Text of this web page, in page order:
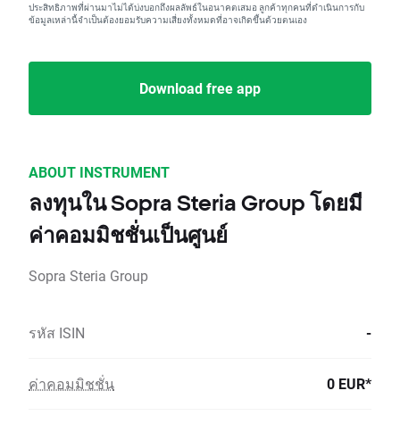
ประสิทธิภาพที่ผ่านมาไม่ได้บ่งบอกถึงผลลัพธ์ในอนาคตเสมอ ลูกค้าทุกคนที่ดำเนินการกับ
ข้อมูลเหล่านี้จำเป็นต้องยอมรับความเสี่ยงทั้งหมดที่อาจเกิดขึ้นด้วยตนเอง
Download free app
ABOUT INSTRUMENT
ลงทุนใน Sopra Steria Group โดยมี
ค่าคอมมิชชั่นเป็นศูนย์
Sopra Steria Group
รหัส ISIN -
ค่าคอมมิชชั่น 0 EUR*